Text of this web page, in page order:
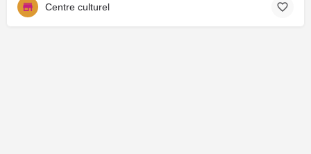
Centre culturel